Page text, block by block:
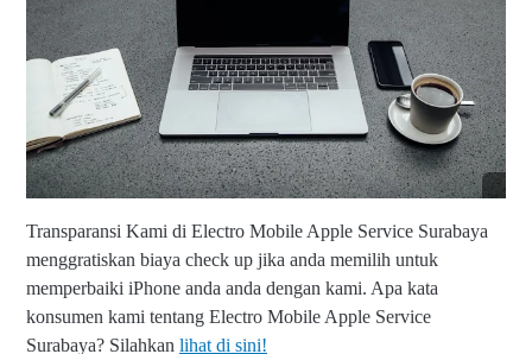
5-
6
7
8
9
Transparansi Kami di Electro Mobile Apple Service Surabaya
menggratiskan biaya check up jika anda memilih untuk
memperbaiki iPhone anda anda dengan kami. Apa kata
konsumen kami tentang Electro Mobile Apple Service
Surabaya? Silahkan lihat di sini!